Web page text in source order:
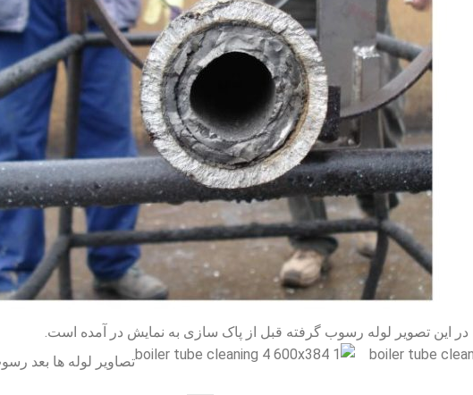
در این تصویر لوله رسوب گرفته قبل از پاک سازی به نمایش در آمده است.
تصاویر لوله ها بعد